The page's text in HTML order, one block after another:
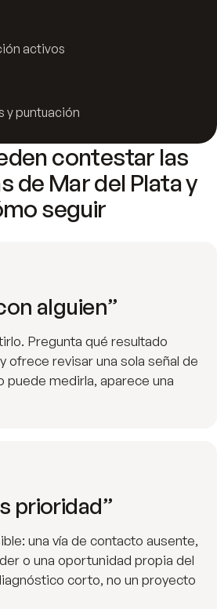
activos
y puntuación
contestar las
de Mar del Plata y
seguir
alguien”
Pregunta qué resultado
ofrece revisar una sola señal de
puede medirla, aparece una
prioridad”
una vía de contacto ausente,
o una oportunidad propia del
corto, no un proyecto